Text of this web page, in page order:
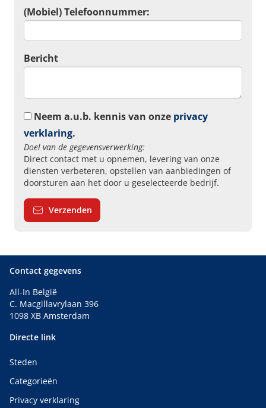
(Mobiel) Telefoonnummer:
Bericht
Neem a.u.b. kennis van onze privacy
verklaring.
Doel van de gegevensverwerking:
Direct contact met u opnemen, levering van onze
diensten verbeteren, opstellen van aanbiedingen of
doorsturen aan het door u geselecteerde bedrijf.
Verzenden
Contact gegevens
All-In België
C. Macgillavrylaan 396
1098 XB Amsterdam
Directe link
Steden
Categorieën
Privacy verklaring